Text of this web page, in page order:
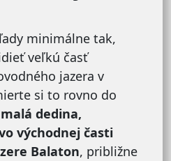
minimálne tak,
veľkú časť
jazera v
si to rovno do
dedina,
východnej časti
Balaton, približne